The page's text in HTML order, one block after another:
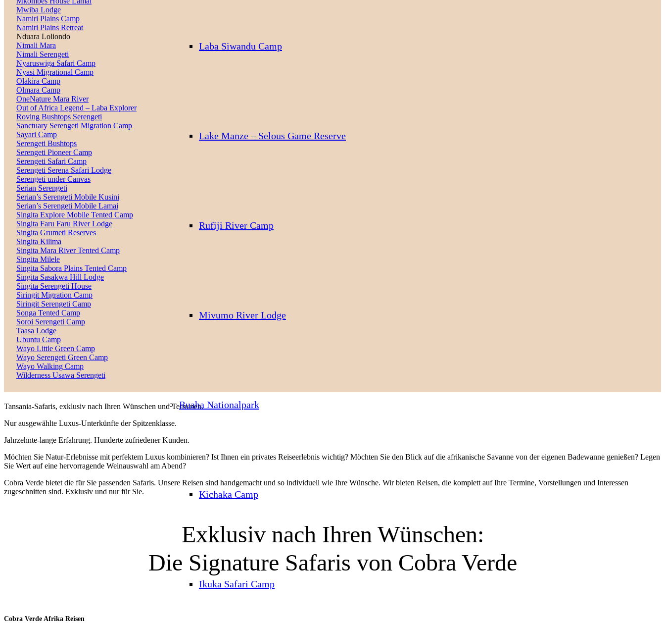
Laba Siwandu Camp
Lake Manze – Selous Game Reserve
Rufiji River Camp
Mivumo River Lodge
Ruaha Nationalpark
Kichaka Camp
Ikuka Safari Camp
Mwiba Lodge
Namiri Plains Camp
Namiri Plains Retreat
Nduara Loliondo
Nimali Mara
Nimali Serengeti
Nyaruswiga Safari Camp
Nyasi Migrational Camp
Olakira Camp
Olmara Camp
OneNature Mara River
Out of Africa Legend – Laba Explorer
Roving Bushtops Serengeti
Sanctuary Serengeti Migration Camp
Sayari Camp
Serengeti Bushtops
Serengeti Pioneer Camp
Serengeti Safari Camp
Serengeti Serena Safari Lodge
Serengeti under Canvas
Serian Serengeti
Serian’s Serengeti Mobile Kusini
Serian’s Serengeti Mobile Lamai
Singita Explore Mobile Tented Camp
Singita Faru Faru River Lodge
Singita Grumeti Reserves
Singita Kilima
Singita Mara River Tented Camp
Singita Milele
Singita Sabora Plains Tented Camp
Singita Sasakwa Hill Lodge
Singita Serengeti House
Siringit Migration Camp
Siringit Serengeti Camp
Songa Tented Camp
Soroi Serengeti Camp
Taasa Lodge
Ubuntu Camp
Wayo Little Green Camp
Wayo Serengeti Green Camp
Wayo Walking Camp
Wilderness Usawa Serengeti
Tansania-Safaris, exklusiv nach Ihren Wünschen und Terminen.
Nur ausgewählte Luxus-Unterkünfte der Spitzenklasse.
Jahrzehnte-lange Erfahrung. Hunderte zufriedener Kunden.
Möchten Sie Natur-Erlebnisse mit perfektem Luxus kombinieren? Ist Ihnen ein privates Reiseerlebnis wichtig? Möchten Sie den Blick auf die afrikanische Savanne von der eigenen Badewanne genießen? Legen
Sie Wert auf eine hervorragende Weinauswahl am Abend?
Cobra Verde bietet die für Sie passenden Safaris. Unsere Reisen sind handgemacht und so individuell wie Ihre Wünsche. Wir bieten Reisen, die komplett auf Ihre Termine, Vorstellungen und Interessen
zugeschnitten sind. Exklusiv und nur für Sie.
Exklusiv nach Ihren Wünschen:
Die Signature Safaris von Cobra Verde
Cobra Verde Afrika Reisen